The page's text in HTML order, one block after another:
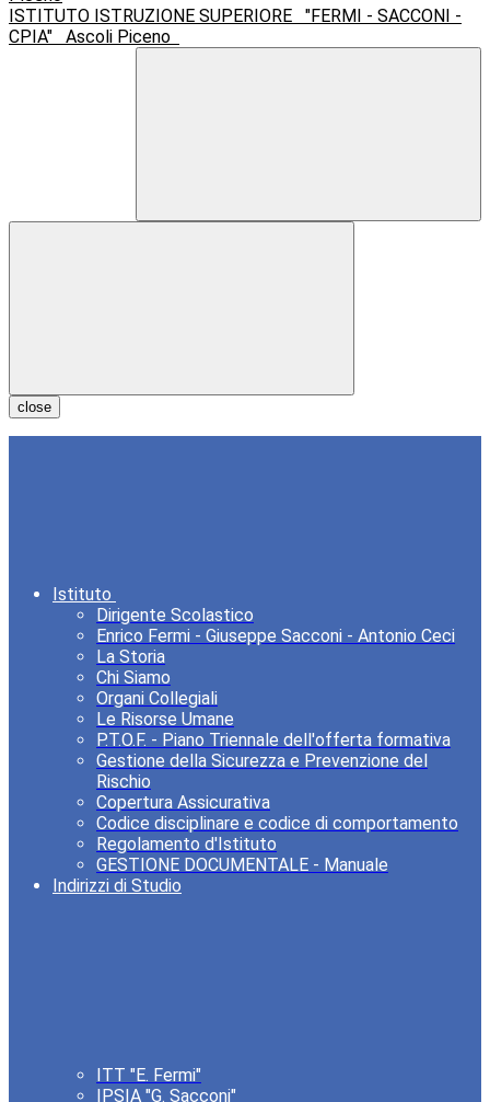
ISTITUTO ISTRUZIONE SUPERIORE
"FERMI - SACCONI -
CPIA"
Ascoli Piceno
close
Istituto
Dirigente Scolastico
Enrico Fermi - Giuseppe Sacconi - Antonio Ceci
La Storia
Chi Siamo
Organi Collegiali
Le Risorse Umane
P.T.O.F. - Piano Triennale dell'offerta formativa
Gestione della Sicurezza e Prevenzione del
Rischio
Copertura Assicurativa
Codice disciplinare e codice di comportamento
Regolamento d'Istituto
GESTIONE DOCUMENTALE - Manuale
Indirizzi di Studio
ITT "E. Fermi"
IPSIA "G. Sacconi"